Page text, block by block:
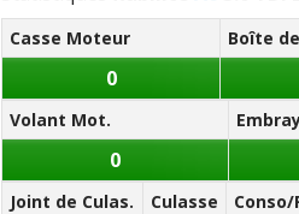
- (225/55 R 17)
- (225/60 R 17 Petite
18 pouces
- (245/45 R 18:
- (245/50 R 18
Note des internautes :
17.8/20
Casse Moteur Boîte
0
Volant Mot.
0
Joint de Culas. Culasse